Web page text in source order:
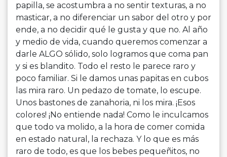
papilla, se acostumbra a no sentir texturas, a no
masticar, a no diferenciar un sabor del otro y por
ende, a no decidir qué le gusta y que no. Al año
y medio de vida, cuando queremos comenzar a
darle ALGO sólido, solo logramos que coma pan
y si es blandito. Todo el resto le parece raro y
poco familiar. Si le damos unas papitas en cubos
las mira raro. Un pedazo de tomate, lo escupe.
Unos bastones de zanahoria, ni los mira. ¡Esos
colores! ¡No entiende nada! Como le inculcamos
que todo va molido, a la hora de comer comida
en estado natural, la rechaza. Y lo que es más
raro de todo, es que los bebes pequeñitos, no